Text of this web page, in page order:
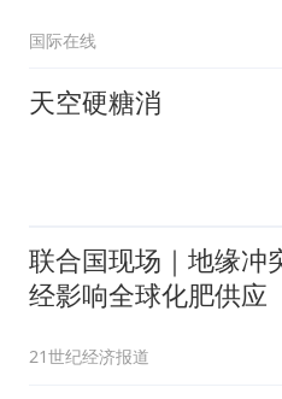
国际在线
天空硬糖消
联合国现场｜地缘冲
经影响全球化肥供应
21世纪经济报道